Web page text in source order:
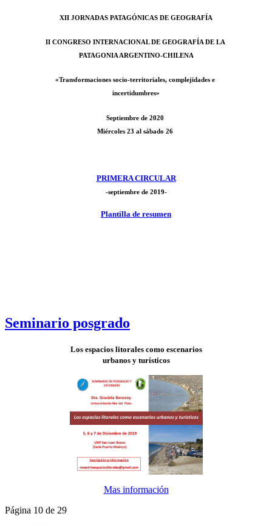
XII JORNADAS PATAGÓNICAS DE GEOGRAFÍA
II CONGRESO INTERNACIONAL DE GEOGRAFÍA DE LA
PATAGONIA ARGENTINO-CHILENA
«Transformaciones socio-territoriales, complejidades e
incertidumbres»
Septiembre de 2020
Miércoles 23 al sábado 26
PRIMERA CIRCULAR
-septiembre de 2019-
Plantilla de resumen
Seminario posgrado
Los espacios litorales como escenarios
urbanos y turísticos
Mas información
Página 10 de 29